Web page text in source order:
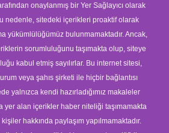
onaylanmış bir Yer Sağlayıcı olarak
nedenle, sitedeki içerikleri proaktif olarak
yükümlülüğümüz bulunmamaktadır. Ancak,
sorumluluğunu taşımakta olup, siteye
kabul etmiş sayılırlar. Bu internet sitesi,
veya şahıs şirketi ile hiçbir bağlantısı
yalnızca kendi hazırladığımız makaleler
yer alan içerikler haber niteliği taşımamakta
hakkında paylaşım yapılmamaktadır.